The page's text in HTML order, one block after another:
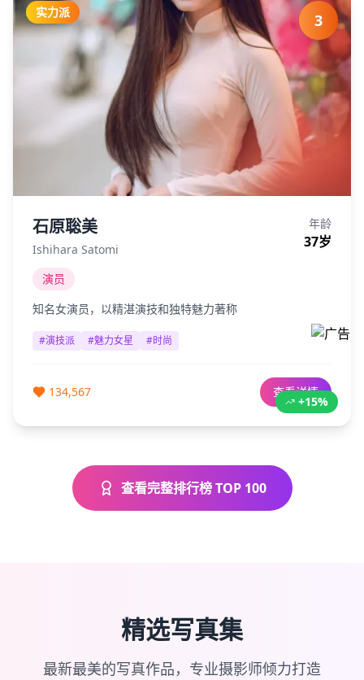
实力派 3
+15%
石原聡美
Ishihara Satomi
年龄
37岁
演员
知名女演员，以精湛演技和独特魅力著称
#演技派 #魅力女星 #时尚
134,567 查看详情
查看完整排行榜 TOP 100
精选写真集
最新最美的写真作品，专业摄影师倾力打造